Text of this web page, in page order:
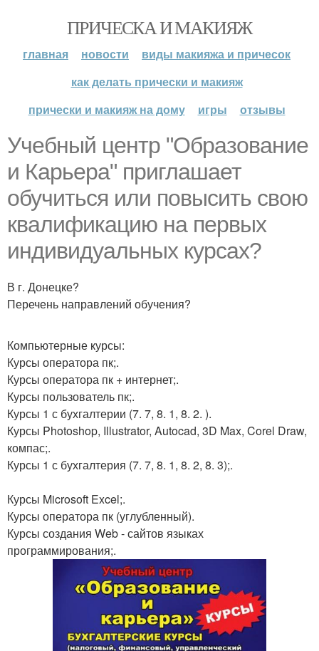
ПРИЧЕСКА И МАКИЯЖ
главная новости
виды макияжа и причесок
как делать прически и макияж
прически и макияж на дому
игры отзывы
Учебный центр "Образование
и Карьера" приглашает
обучиться или повысить свою
квалификацию на первых
индивидуальных курсах?
В г. Донецке?
Перечень направлений обучения?
Компьютерные курсы:
Курсы оператора пк;.
Курсы оператора пк + интернет;.
Курсы пользователь пк;.
Курсы 1 с бухгалтерии (7. 7, 8. 1, 8. 2. ).
Курсы Photoshop, Illustrator, Autocad, 3D Max, Corel Draw,
компас;.
Курсы 1 с бухгалтерия (7. 7, 8. 1, 8. 2, 8. 3);.
Курсы Microsoft Excel;.
Курсы оператора пк (углубленный).
Курсы создания Web - сайтов языках
программирования;.